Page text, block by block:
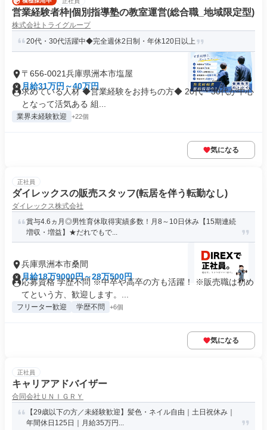
営業経験者枠|個別指導塾の教室運営(総合職_地域限定型)
株式会社トライグループ
20代・30代活躍中◆完全週休2日制・年休120日以上
〒656-0021兵庫県洲本市塩屋
月給31万円～40万円
求めている人材 ◆営業経験をお持ちの方◆ 20代・30代が中心
となって活気ある 組...
業界未経験歓迎 +22個
気になる
正社員
ダイレックスの販売スタッフ(転居を伴う転勤なし)
ダイレックス株式会社
賞与4.6ヵ月◎男性育休取得実績多数！月8～10日休み【15期連続
増収・増益】★だれでもで...
兵庫県洲本市桑間
月給18万9000円～28万500円
応募資格 学歴不問 ※中卒や高卒の方も活躍！ ※販売職は初め
てという方、歓迎します。...
フリーター歓迎 学歴不問 +6個
気になる
正社員
キャリアアドバイザー
合同会社ＵＮＩＧＲＹ
【29歳以下の方／未経験歓迎】髪色・ネイル自由｜土日祝休み｜
年間休日125日｜月給35万円...